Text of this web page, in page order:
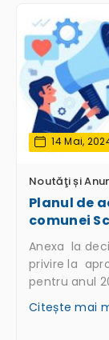
14 Mai,
Noutăţi și
Planul de
comunei
Anexa la
privire la
pentru anul
Citește mai